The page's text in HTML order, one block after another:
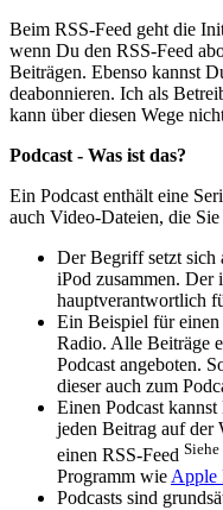
Beim RSS-Feed geht die
wenn Du den RSS-Feed
Beiträgen. Ebenso kannst
deabonnieren. Ich als
kann über diesen Wege
Podcast - Was ist das?
Ein Podcast enthält eine
auch Video-Dateien, die
Der Begriff setzt sich
iPod zusammen. Der
hauptverantwortlich
Ein Beispiel für
Radio. Alle Beiträge
Podcast angeboten.
dieser auch zum
Einen Podcast
jeden Beitrag auf der
einen RSS-Feed Siehe
Programm wie Apple
Podcasts sind